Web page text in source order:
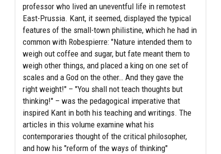
professor who lived an uneventful life in remotest
East-Prussia. Kant, it seemed, displayed the typical
features of the small-town philistine, which he had in
common with Robespierre: "Nature intended them to
weigh out coffee and sugar, but fate meant them to
weigh other things, and placed a king on one set of
scales and a God on the other… And they gave the
right weight!" – "You shall not teach thoughts but
thinking!" – was the pedagogical imperative that
inspired Kant in both his teaching and writings. The
articles in this volume examine what his
contemporaries thought of the critical philosopher,
and how his "reform of the ways of thinking"